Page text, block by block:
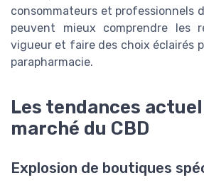
consommateurs et professionnels
peuvent mieux comprendre les
vigueur et faire des choix éclairés
parapharmacie.
Les tendances
marché du CBD
Explosion de boutiques